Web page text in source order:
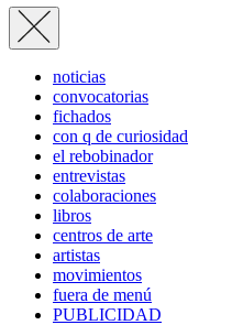
noticias
convocatorias
fichados
con q de curiosidad
el rebobinador
entrevistas
colaboraciones
libros
centros de arte
artistas
movimientos
fuera de menú
PUBLICIDAD